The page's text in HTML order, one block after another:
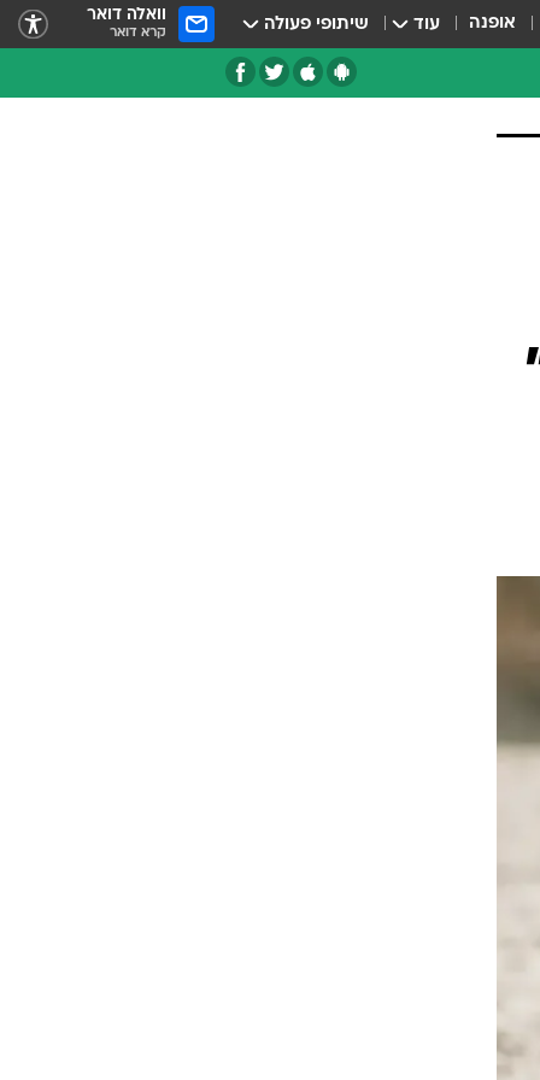
אופנה עוד שיתופי פעולה וואלה דואר
קרא דואר